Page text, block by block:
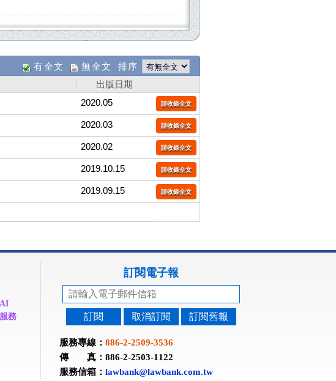
有全文 無全文 排序
出版日期
2020.05 請收錄全文
2020.03 請收錄全文
2020.02 請收錄全文
2019.10.15 請收錄全文
2019.09.15 請收錄全文
務
訂閱電子報
訂閱 取消訂閱 訂閱舊報
服務專線： 886-2-2509-3536
傳 真：886-2-2503-1122
服務信箱： lawbank@lawbank.com.tw